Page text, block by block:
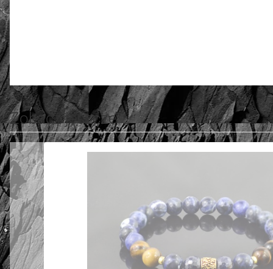
Zobacz jeszcze